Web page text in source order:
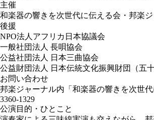
主催
和楽器の響きを次世代に伝える会・邦楽
後援
NPO法人アフリカ日本協議会
一般社団法人 長唄協会
公益社団法人 日本三曲協会
公益財団法人 日本伝統文化振興財団（五十
お問い合わせ
邦楽ジャーナル内「和楽器の響きを次世
3360-1329
公演目的・ひとこと